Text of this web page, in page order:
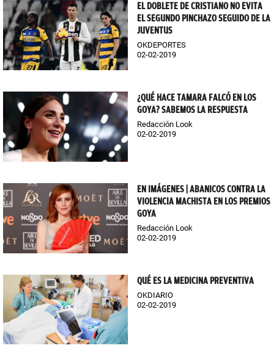
EL DOBLETE DE CRISTIANO NO EVITA
EL SEGUNDO PINCHAZO SEGUIDO DE LA
JUVENTUS
OKDEPORTES
02-02-2019
¿QUÉ HACE TAMARA FALCÓ EN LOS
GOYA? SABEMOS LA RESPUESTA
Redacción Look
02-02-2019
EN IMÁGENES | ABANICOS CONTRA LA
VIOLENCIA MACHISTA EN LOS PREMIOS
GOYA
Redacción Look
02-02-2019
QUÉ ES LA MEDICINA PREVENTIVA
OKDIARIO
02-02-2019